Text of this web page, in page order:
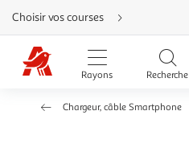
Aller
directement
au
contenu
Aller
directement
Aller
Choisir vos courses
Rayons Recherche
Chargeur, câble Smartphone